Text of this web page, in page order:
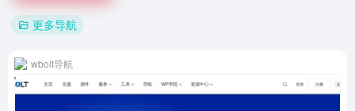
更多导航
wbolt导航